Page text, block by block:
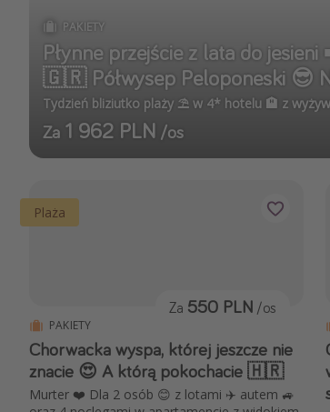
PAKIETY
Płynne przejście z lata do
🇬🇷 Półwysep Peloponeski 😎
Tydzień bliziutko plaży ⛱️ w 4* hotelu 🏨 z
Za 1 962 PLN /os
Plaża
PAKIETY
Chorwacka wyspa, której jeszcze nie
znacie 😍 A którą pokochacie 🇭🇷
Murter ❤️ Dla 2 osób 😊 z lotami ✈️ autem 🚙
Za 550 PLN /os